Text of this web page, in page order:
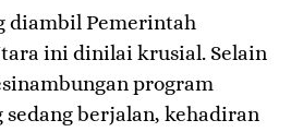
diambil Pemerintah
ini dinilai krusial. Selain
program
sedang berjalan, kehadiran